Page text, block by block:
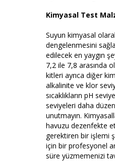
Kimyasal Test
Suyun kimyasal
dengelenmesini
edilecek en yaygın
7,2 ile 7,8 arasında
kitleri ayrıca diğer
alkalinite ve klor
sıcaklıkların pH
seviyeleri daha
unutmayın.
havuzu dezenfekte
gerektiren bir işlemi
için bir profesyonel
süre yüzmemenizi